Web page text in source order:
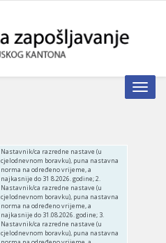
Toggle
Nastavnik/ca razredne nastave (u
cjelodnevnom boravku), puna nastavna
norma na određeno vrijeme, a
najkasnije do 31 8.2026. godine; 2.
Nastavnik/ca razredne nastave (u
cjelodnevnom boravku), puna nastavna
norma na određeno vrijeme, a
najkasnije do 31.08.2026. godine; 3.
Nastavnik/ca razredne nastave (u
cjelodnevnom boravku), puna nastavna